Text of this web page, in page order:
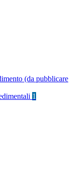
(da pubblicare
1